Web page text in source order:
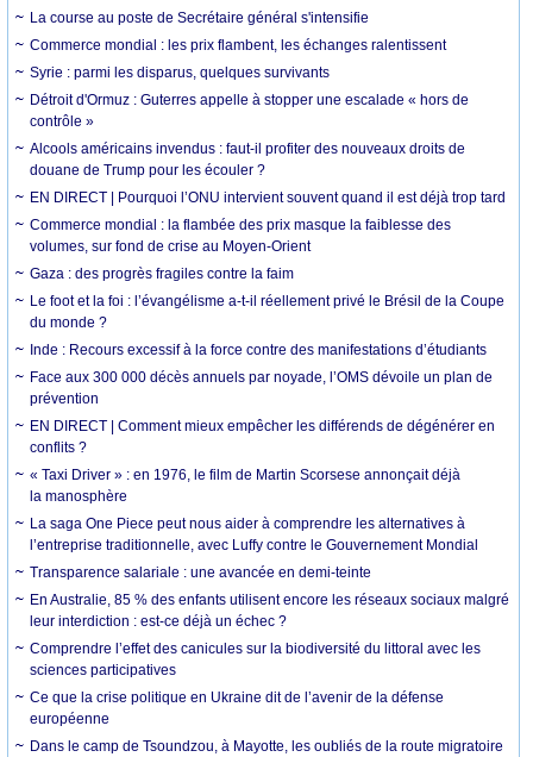
La course au poste de Secrétaire général s'intensifie
Commerce mondial : les prix flambent, les échanges ralentissent
Syrie : parmi les disparus, quelques survivants
Détroit d'Ormuz : Guterres appelle à stopper une escalade « hors de
contrôle »
Alcools américains invendus : faut-il profiter des nouveaux droits de
douane de Trump pour les écouler ?
EN DIRECT | Pourquoi l’ONU intervient souvent quand il est déjà trop tard
Commerce mondial : la flambée des prix masque la faiblesse des
volumes, sur fond de crise au Moyen-Orient
Gaza : des progrès fragiles contre la faim
Le foot et la foi : l’évangélisme a-t-il réellement privé le Brésil de la Coupe
du monde ?
Inde : Recours excessif à la force contre des manifestations d’étudiants
Face aux 300 000 décès annuels par noyade, l’OMS dévoile un plan de
prévention
EN DIRECT | Comment mieux empêcher les différends de dégénérer en
conflits ?
« Taxi Driver » : en 1976, le film de Martin Scorsese annonçait déjà
la manosphère
La saga One Piece peut nous aider à comprendre les alternatives à
l’entreprise traditionnelle, avec Luffy contre le Gouvernement Mondial
Transparence salariale : une avancée en demi-teinte
En Australie, 85 % des enfants utilisent encore les réseaux sociaux malgré
leur interdiction : est-ce déjà un échec ?
Comprendre l’effet des canicules sur la biodiversité du littoral avec les
sciences participatives
Ce que la crise politique en Ukraine dit de l’avenir de la défense
européenne
Dans le camp de Tsoundzou, à Mayotte, les oubliés de la route migratoire